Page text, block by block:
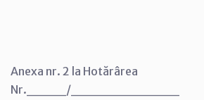
Anexa nr. 2 la Hotărârea
Nr.____/___________